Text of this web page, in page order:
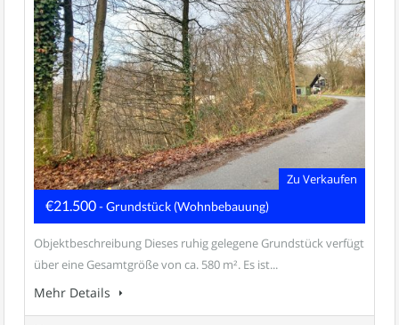
Zu Verkaufen
€21.500- Grundstück (Wohnbebauung)
Objektbeschreibung Dieses ruhig gelegene Grundstück verfügt
über eine Gesamtgröße von ca. 580 m². Es ist...
Mehr Details